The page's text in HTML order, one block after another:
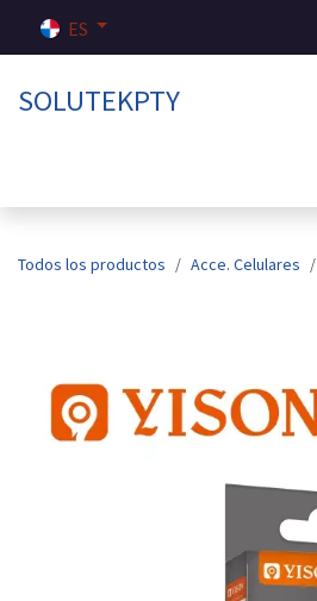
ES
SOLUTEKPTY
Todos los productos Acce. Celulares